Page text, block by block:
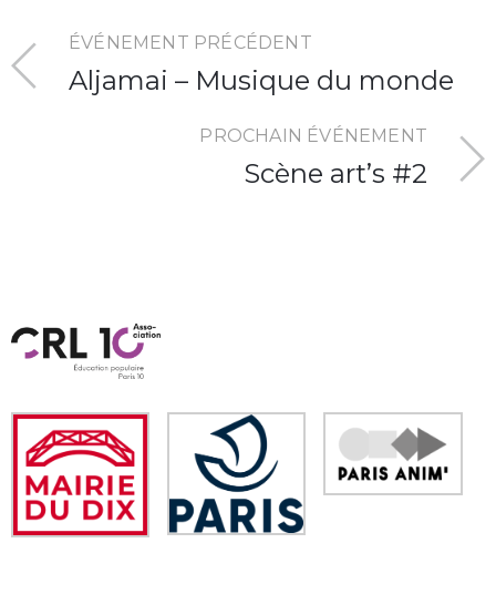
ÉVÉNEMENT PRÉCÉDENT
Aljamai – Musique du monde
PROCHAIN ÉVÉNEMENT
Scène art’s #2